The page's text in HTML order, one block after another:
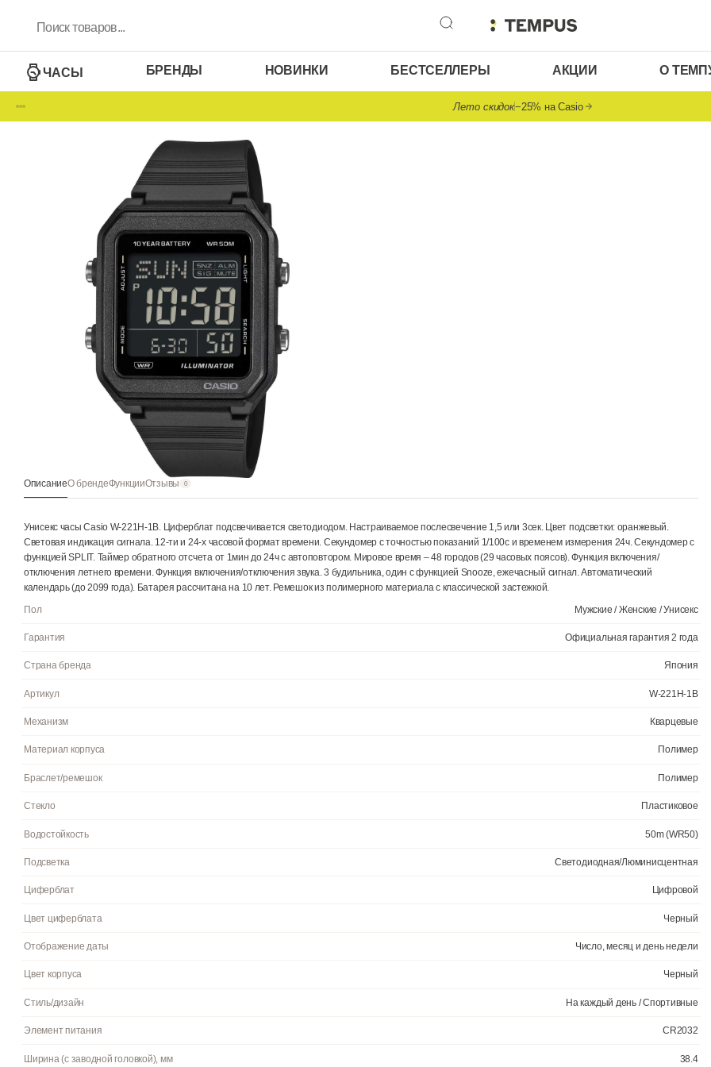
ЧАСЫ БРЕНДЫ НОВИНКИ БЕСТСЕЛЛЕРЫ АКЦИИ О
Лето скидок−25% на Casio
ОписаниеО брендеФункцииОтзывы 0
Световая индикация сигнала. 12-ти и 24-х часовой формат времени. Секундомер с точностью показаний 1/100с и временем
отключения летнего времени. Функция включения/отключения звука. 3 будильника, один с функцией Snooze, ежечасный сигнал.
календарь (до 2099 года). Батарея рассчитана на 10 лет. Ремешок из полимерного материала с классической застежкой.
Пол
Гарантия
Страна бренда
Браслет/ремешок
Стекло
Водостойкость